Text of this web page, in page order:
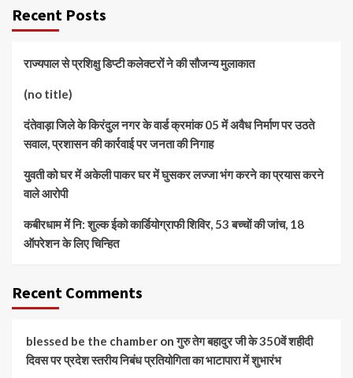
Recent Posts
राज्यपाल से प्रशिक्षु डिप्टी कलेक्टरों ने की सौजन्य मुलाकात
(no title)
दंतेवाड़ा जिले के किरंदुल नगर के वार्ड क्रमांक 05 में अवैध निर्माण पर उठते
सवाल, प्रशासन की कार्रवाई पर जनता की निगाह
युवती को घर में अकेली पाकर घर में घुसकर लज्जा भंग करने का प्रयास करने
वाले आरोपी
कबीरधाम में नि: शुल्क ईको कार्डियोग्राफी शिविर, 53 बच्चों की जांच, 18
ऑपरेशन के लिए चिन्हित
Recent Comments
blessed be the chamber onगुरु तेग बहादुर जी के 350वें शहीदी
दिवस पर प्रदेश स्तरीय निबंध प्रतियोगिता का भाटापारा में शुभारंभ